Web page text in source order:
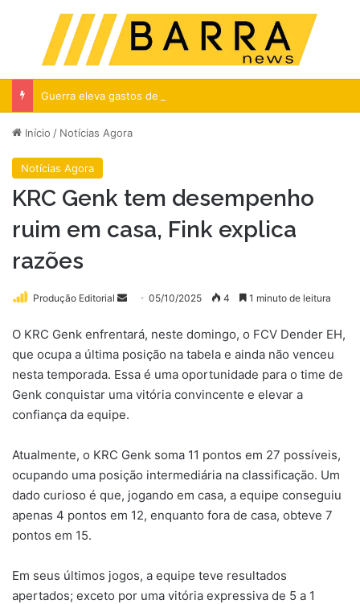
Menu
Início / Notícias Agora
Notícias Agora
KRC Genk tem desempenho
ruim em casa, Fink explica
razões
Produção Editorial
Mande
e-
mail
05/10/2025 4 1 minuto de leitura
O KRC Genk enfrentará, neste domingo, o FCV Dender EH,
que ocupa a última posição na tabela e ainda não venceu
nesta temporada. Essa é uma oportunidade para o time de
Genk conquistar uma vitória convincente e elevar a
confiança da equipe.
Atualmente, o KRC Genk soma 11 pontos em 27 possíveis,
ocupando uma posição intermediária na classificação. Um
dado curioso é que, jogando em casa, a equipe conseguiu
apenas 4 pontos em 12, enquanto fora de casa, obteve 7
pontos em 15.
Em seus últimos jogos, a equipe teve resultados
apertados; exceto por uma vitória expressiva de 5 a 1